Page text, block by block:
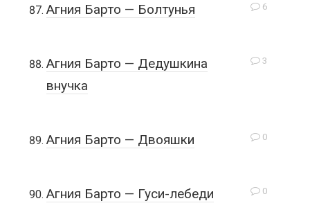
6
Агния Барто — Болтунья
3
Агния Барто — Дедушкина
внучка
0
Агния Барто — Двояшки
0
Агния Барто — Гуси-лебеди